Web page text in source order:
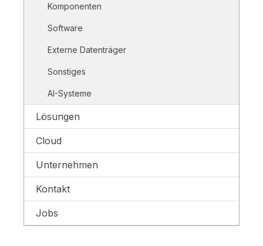
Komponenten
Software
Externe Datenträger
Sonstiges
AI-Systeme
Lösungen
Cloud
Unternehmen
Kontakt
Jobs